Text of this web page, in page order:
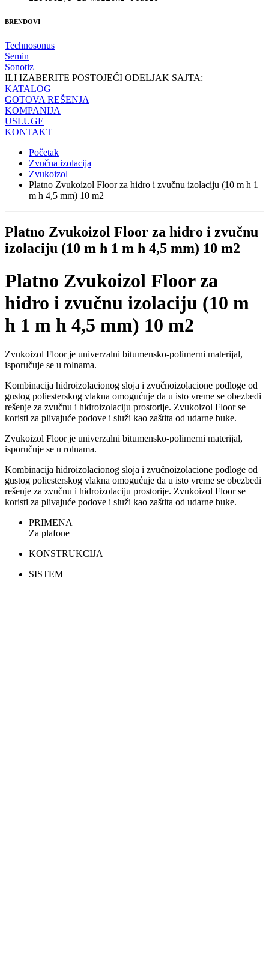
BRENDOVI
Technosonus
Semin
Sonotiz
ILI IZABERITE POSTOJEĆI ODELJAK SAJTA:
KATALOG
GOTOVA REŠENJA
KOMPANIJA
USLUGE
KONTAKT
Početak
Zvučna izolacija
Zvukoizol
Platno Zvukoizol Floor za hidro i zvučnu izolaciju (10 m h 1
m h 4,5 mm) 10 m2
Platno Zvukoizol Floor za hidro i zvučnu
izolaciju (10 m h 1 m h 4,5 mm) 10 m2
Platno Zvukoizol Floor za
hidro i zvučnu izolaciju (10 m
h 1 m h 4,5 mm) 10 m2
Zvukoizol Floor je univerzalni bitumensko-polimerni materijal,
isporučuje se u rolnama.
Kombinacija hidroizolacionog sloja i zvučnoizolacione podloge od
gustog poliesterskog vlakna omogućuje da u isto vreme se obezbedi
rešenje za zvučnu i hidroizolaciju prostorije. Zvukoizol Floor se
koristi za plivajuće podove i služi kao zaštita od udarne buke.
Zvukoizol Floor je univerzalni bitumensko-polimerni materijal,
isporučuje se u rolnama.
Kombinacija hidroizolacionog sloja i zvučnoizolacione podloge od
gustog poliesterskog vlakna omogućuje da u isto vreme se obezbedi
rešenje za zvučnu i hidroizolaciju prostorije. Zvukoizol Floor se
koristi za plivajuće podove i služi kao zaštita od udarne buke.
PRIMENA
Za plafone
KONSTRUKCIJA
SISTEM